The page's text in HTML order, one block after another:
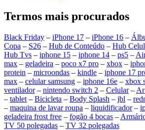
Termos mais procurados
Black Friday – iPhone 17 – iPhone 16 –
Copa – S26 – Hub de Conteúdo – Hub
Hub Tvs – iphone 15 – iphone 14 – ps5 –
max – geladeira – poco x7 pro – xbox –
protein – microondas – kindle – iphone 17
max – celular samsung – iphone 16e – xbox
ventilador– nintendo switch 2 – Celular–
– tablet – Bicicleta – Body Splash – jbl –
– maquina de lavar roupa – liquidificador–
geladeira frost free – fogão 4 bocas –
TV 50 polegadas – TV 32 polegadas